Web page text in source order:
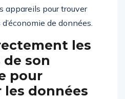
appareils pour trouver
de données.
les
son
pour
les données